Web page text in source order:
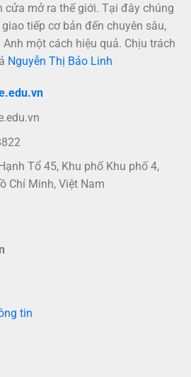
cửa mở ra thế giới. Tại đây chúng
tiếp cơ bản đến chuyên sâu,
một cách hiệu quả. Chịu trách
Nguyễn Thị Bảo Linh
Tổ 45, Khu phố Khu phố 4,
Chí Minh, Việt Nam
tin